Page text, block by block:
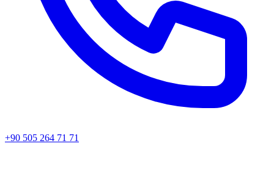
+90 505 264 71 71